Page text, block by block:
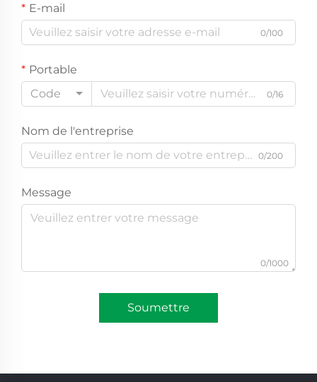
E-mail
0/100
Portable
Code
0/16
Nom de l'entreprise
0/200
Message
0/1000
Soumettre